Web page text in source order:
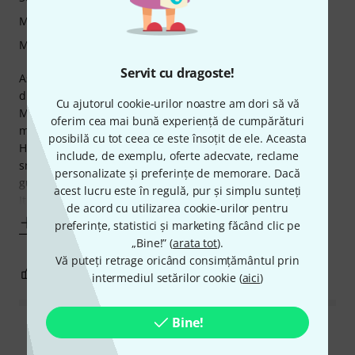
Servit cu dragoste!
Cu ajutorul cookie-urilor noastre am dori să vă
oferim cea mai bună experiență de cumpărături
posibilă cu tot ceea ce este însoțit de ele. Aceasta
include, de exemplu, oferte adecvate, reclame
personalizate și preferințe de memorare. Dacă
acest lucru este în regulă, pur și simplu sunteți
de acord cu utilizarea cookie-urilor pentru
preferințe, statistici și marketing făcând clic pe
„Bine!” (arata tot).
Vă puteți retrage oricând consimțământul prin
intermediul setărilor cookie (aici)
Bine!
As a big fan and happy owner of a 90ies Turbo RAT, I'm
disappointed.
My first one served me for 20 years in every situation, on
many recordings and tours.
Hot weather, cold weather, garages, big venues, festivals,
snow, rain, sand, dust, smoke, beer, van, pedalboards,
guitar soft case on the plane, you name it.
It never had a problem until its death. (ok
Mai mult
Măiestrie
Manipulare
1 SEMNALEAZA UN ABUZ
Citește toate recenziile